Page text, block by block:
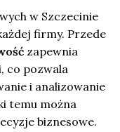
w Szczecinie
firmy. Przede
zapewnia
co pozwala
i analizowanie
temu można
biznesowe.